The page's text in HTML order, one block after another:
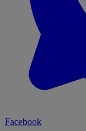
Facebook